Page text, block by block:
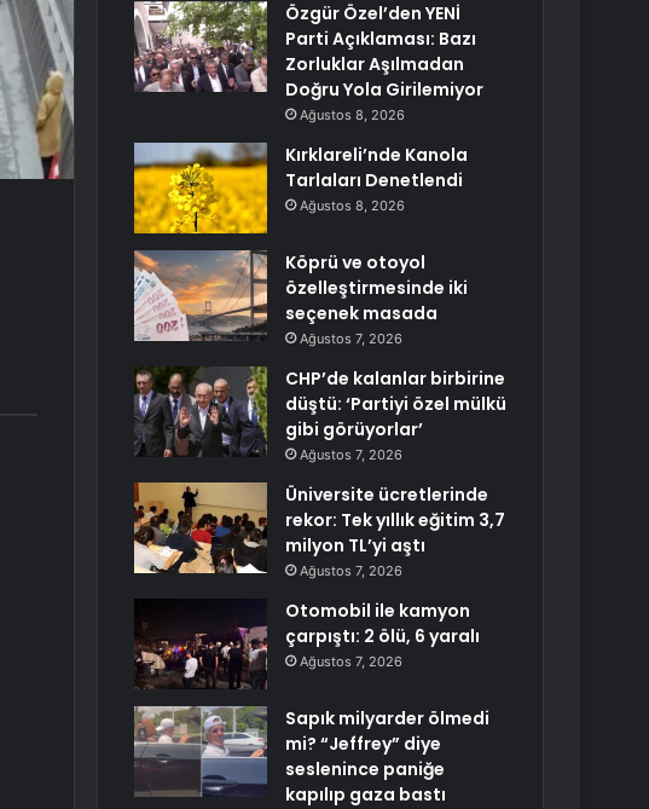
Özgür Özel’den YENİ
Parti Açıklaması: Bazı
Zorluklar Aşılmadan
Doğru Yola Girilemiyor
Ağustos 8, 2026
Kırklareli’nde Kanola
Tarlaları Denetlendi
Ağustos 8, 2026
Köprü ve otoyol
özelleştirmesinde iki
seçenek masada
Ağustos 7, 2026
CHP’de kalanlar birbirine
düştü: ‘Partiyi özel mülkü
gibi görüyorlar’
Ağustos 7, 2026
Üniversite ücretlerinde
rekor: Tek yıllık eğitim 3,7
milyon TL’yi aştı
Ağustos 7, 2026
Otomobil ile kamyon
çarpıştı: 2 ölü, 6 yaralı
Ağustos 7, 2026
Sapık milyarder ölmedi
mi? “Jeffrey” diye
seslenince paniğe
kapılıp gaza bastı